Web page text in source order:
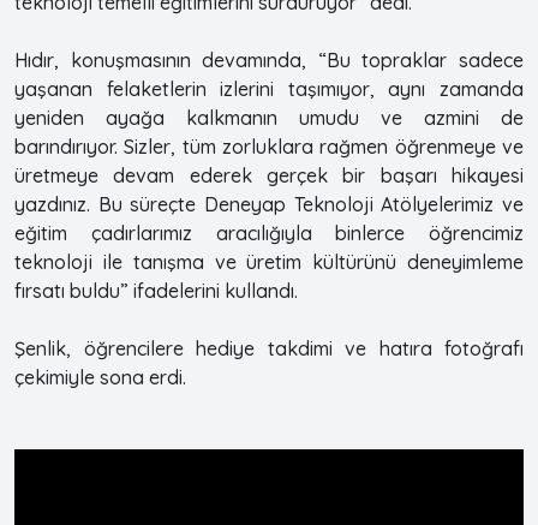
Hıdır, konuşmasının devamında, “Bu topraklar sadece
yaşanan felaketlerin izlerini taşımıyor, aynı zamanda
yeniden ayağa kalkmanın umudu ve azmini de
barındırıyor. Sizler, tüm zorluklara rağmen öğrenmeye ve
üretmeye devam ederek gerçek bir başarı hikayesi
yazdınız. Bu süreçte Deneyap Teknoloji Atölyelerimiz ve
eğitim çadırlarımız aracılığıyla binlerce öğrencimiz
teknoloji ile tanışma ve üretim kültürünü deneyimleme
fırsatı buldu” ifadelerini kullandı.
Şenlik, öğrencilere hediye takdimi ve hatıra fotoğrafı
çekimiyle sona erdi.